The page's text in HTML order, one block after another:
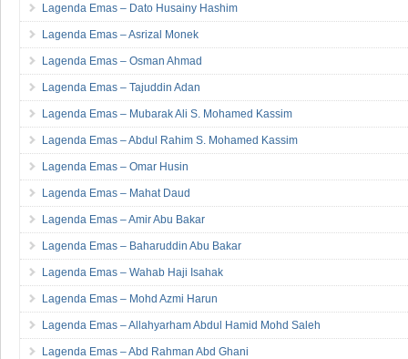
Lagenda Emas – Dato Husainy Hashim
Lagenda Emas – Asrizal Monek
Lagenda Emas – Osman Ahmad
Lagenda Emas – Tajuddin Adan
Lagenda Emas – Mubarak Ali S. Mohamed Kassim
Lagenda Emas – Abdul Rahim S. Mohamed Kassim
Lagenda Emas – Omar Husin
Lagenda Emas – Mahat Daud
Lagenda Emas – Amir Abu Bakar
Lagenda Emas – Baharuddin Abu Bakar
Lagenda Emas – Wahab Haji Isahak
Lagenda Emas – Mohd Azmi Harun
Lagenda Emas – Allahyarham Abdul Hamid Mohd Saleh
Lagenda Emas – Abd Rahman Abd Ghani